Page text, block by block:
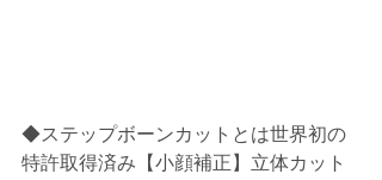
◆ステップボーンカットとは世界初の
特許取得済み【小顔補正】立体カット